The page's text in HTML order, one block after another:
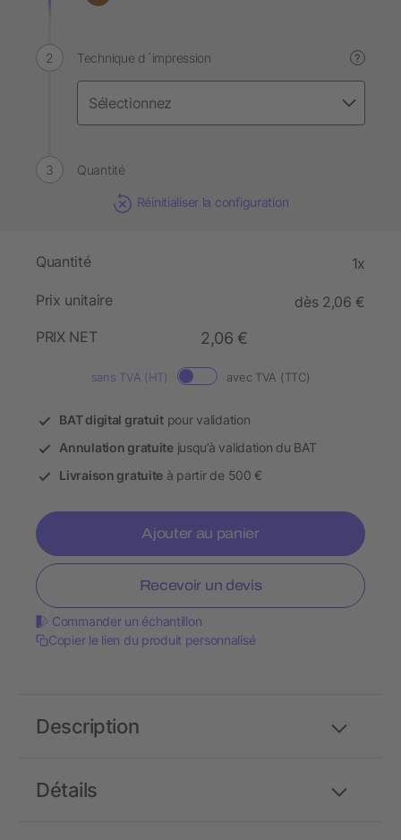
Technique d´impression ?
Quantité
Réinitialiser la configuration
Quantité 1x
Prix unitaire
dès 2,06 €
PRIX NET
2,06 €
sans TVA (HT) avec TVA (TTC)
BAT digital gratuitpour validation
Annulation gratuitejusqu’à validation du BAT
Livraison gratuite à partir de 500 €
Ajouter au panier
Recevoir un devis
Commander un échantillon
Copier le lien du produit personnalisé
Détails
Description